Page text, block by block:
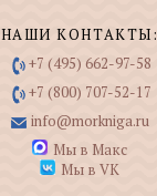
НАШИ КОНТАКТЫ:
+7 (495) 662-97-58
+7 (800) 707-52-17
info@morkniga.ru
Мы в Макс
Мы в VK